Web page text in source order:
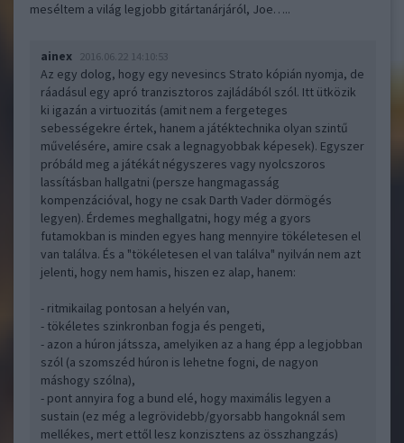
meséltem a világ legjobb gitártanárjáról, Joe…..
ainex 2016.06.22 14:10:53
Az egy dolog, hogy egy nevesincs Strato kópián nyomja, de
ráadásul egy apró tranzisztoros zajládából szól. Itt ütközik
ki igazán a virtuozitás (amit nem a fergeteges
sebességekre értek, hanem a játéktechnika olyan szintű
művelésére, amire csak a legnagyobbak képesek). Egyszer
próbáld meg a játékát négyszeres vagy nyolcszoros
lassításban hallgatni (persze hangmagasság
kompenzációval, hogy ne csak Darth Vader dörmögés
legyen). Érdemes meghallgatni, hogy még a gyors
futamokban is minden egyes hang mennyire tökéletesen el
van találva. És a "tökéletesen el van találva" nyilván nem azt
jelenti, hogy nem hamis, hiszen ez alap, hanem:
- ritmikailag pontosan a helyén van,
- tökéletes szinkronban fogja és pengeti,
- azon a húron játssza, amelyiken az a hang épp a legjobban
szól (a szomszéd húron is lehetne fogni, de nagyon
máshogy szólna),
- pont annyira fog a bund elé, hogy maximális legyen a
sustain (ez még a legrövidebb/gyorsabb hangoknál sem
mellékes, mert ettől lesz konzisztens az összhangzás)